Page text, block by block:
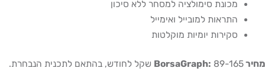
מכונת סימולציה למסחר ללא סיכון
התראות למובייל ואימייל
סקירות יומיות מוקלטות
מחיר BorsaGraph:89-165 שקל לחודש, בהתאם לתכנית הנבחרת.